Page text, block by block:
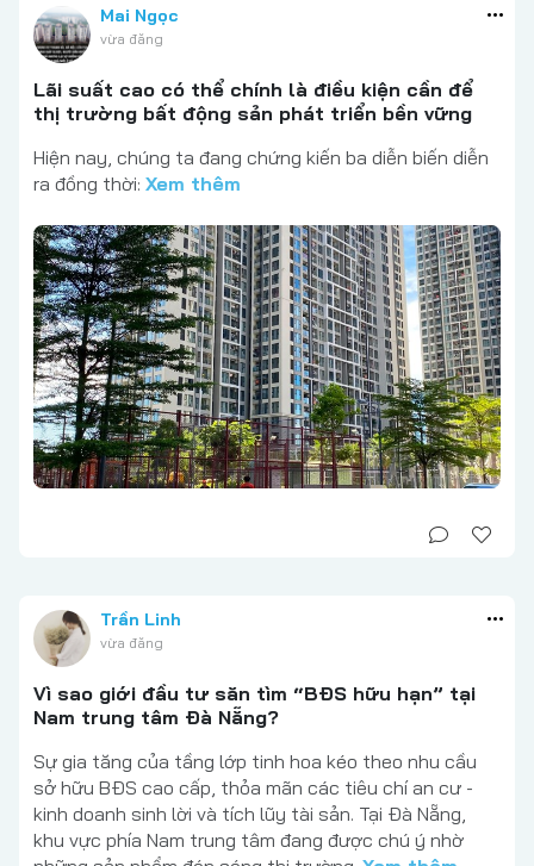
Mai Ngọc
vừa đăng
Lãi suất cao có thể chính là điều kiện cần để
thị trường bất động sản phát triển bền vững
Hiện nay, chúng ta đang chứng kiến ba diễn biến diễn
ra đồng thời: Xem thêm
Trần Linh
vừa đăng
Vì sao giới đầu tư săn tìm “BĐS hữu hạn” tại
Nam trung tâm Đà Nẵng?
Sự gia tăng của tầng lớp tinh hoa kéo theo nhu cầu
sở hữu BĐS cao cấp, thỏa mãn các tiêu chí an cư -
kinh doanh sinh lời và tích lũy tài sản. Tại Đà Nẵng,
khu vực phía Nam trung tâm đang được chú ý nhờ